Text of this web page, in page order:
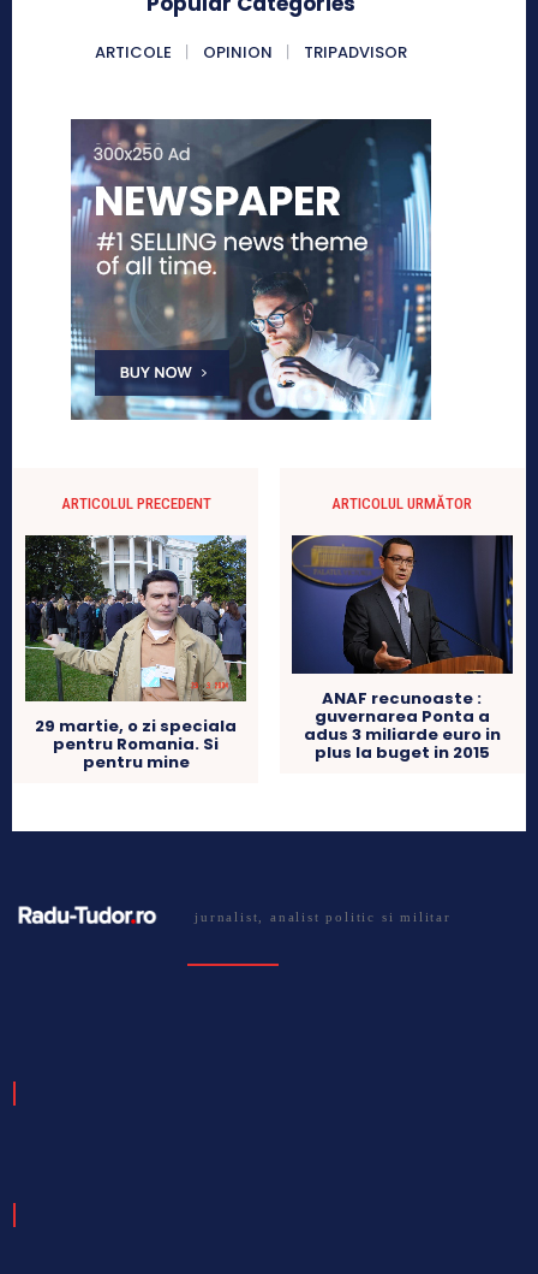
ARTICOLE OPINION TRIPADVISOR
ARTICOLUL PRECEDENT
29 martie, o zi speciala
pentru Romania. Si
pentru mine
ARTICOLUL URMĂTOR
ANAF recunoaste :
guvernarea Ponta a
adus 3 miliarde euro in
plus la buget in 2015
jurnalist, analist politic si militar